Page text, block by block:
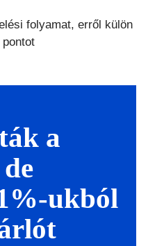
folyamat, erről külön
a
ukból